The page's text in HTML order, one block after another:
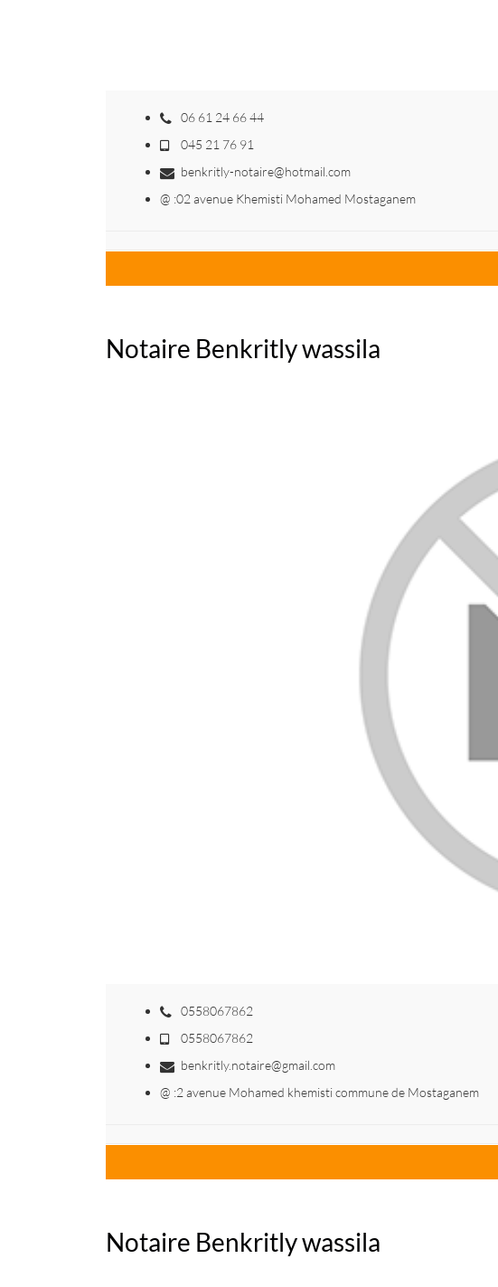
06 61 24 66 44
045 21 76 91
benkritly-notaire@hotmail.com
@ :02 avenue Khemisti Mohamed Mostaganem
Notaire Benkritly wassila
0558067862
0558067862
benkritly.notaire@gmail.com
@ :2 avenue Mohamed khemisti commune de Mostaganem
Notaire Benkritly wassila